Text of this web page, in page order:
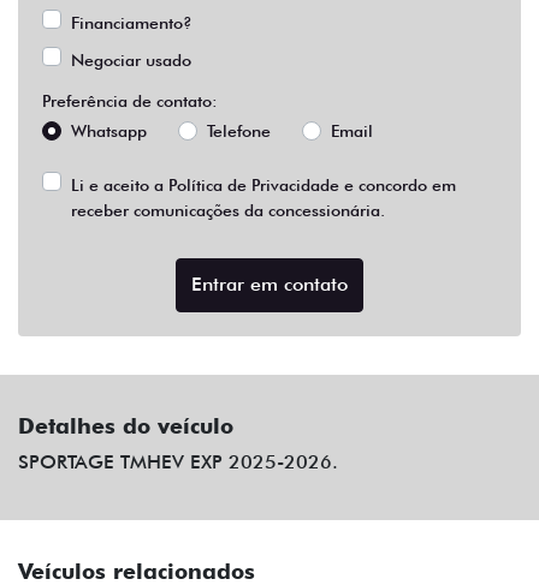
Financiamento?
Negociar usado
Preferência de contato:
Whatsapp
Telefone Email
Li e aceito a Política de Privacidade e concordo em
receber comunicações da concessionária.
Entrar em contato
Detalhes do veículo
SPORTAGE TMHEV EXP 2025-2026.
Veículos relacionados